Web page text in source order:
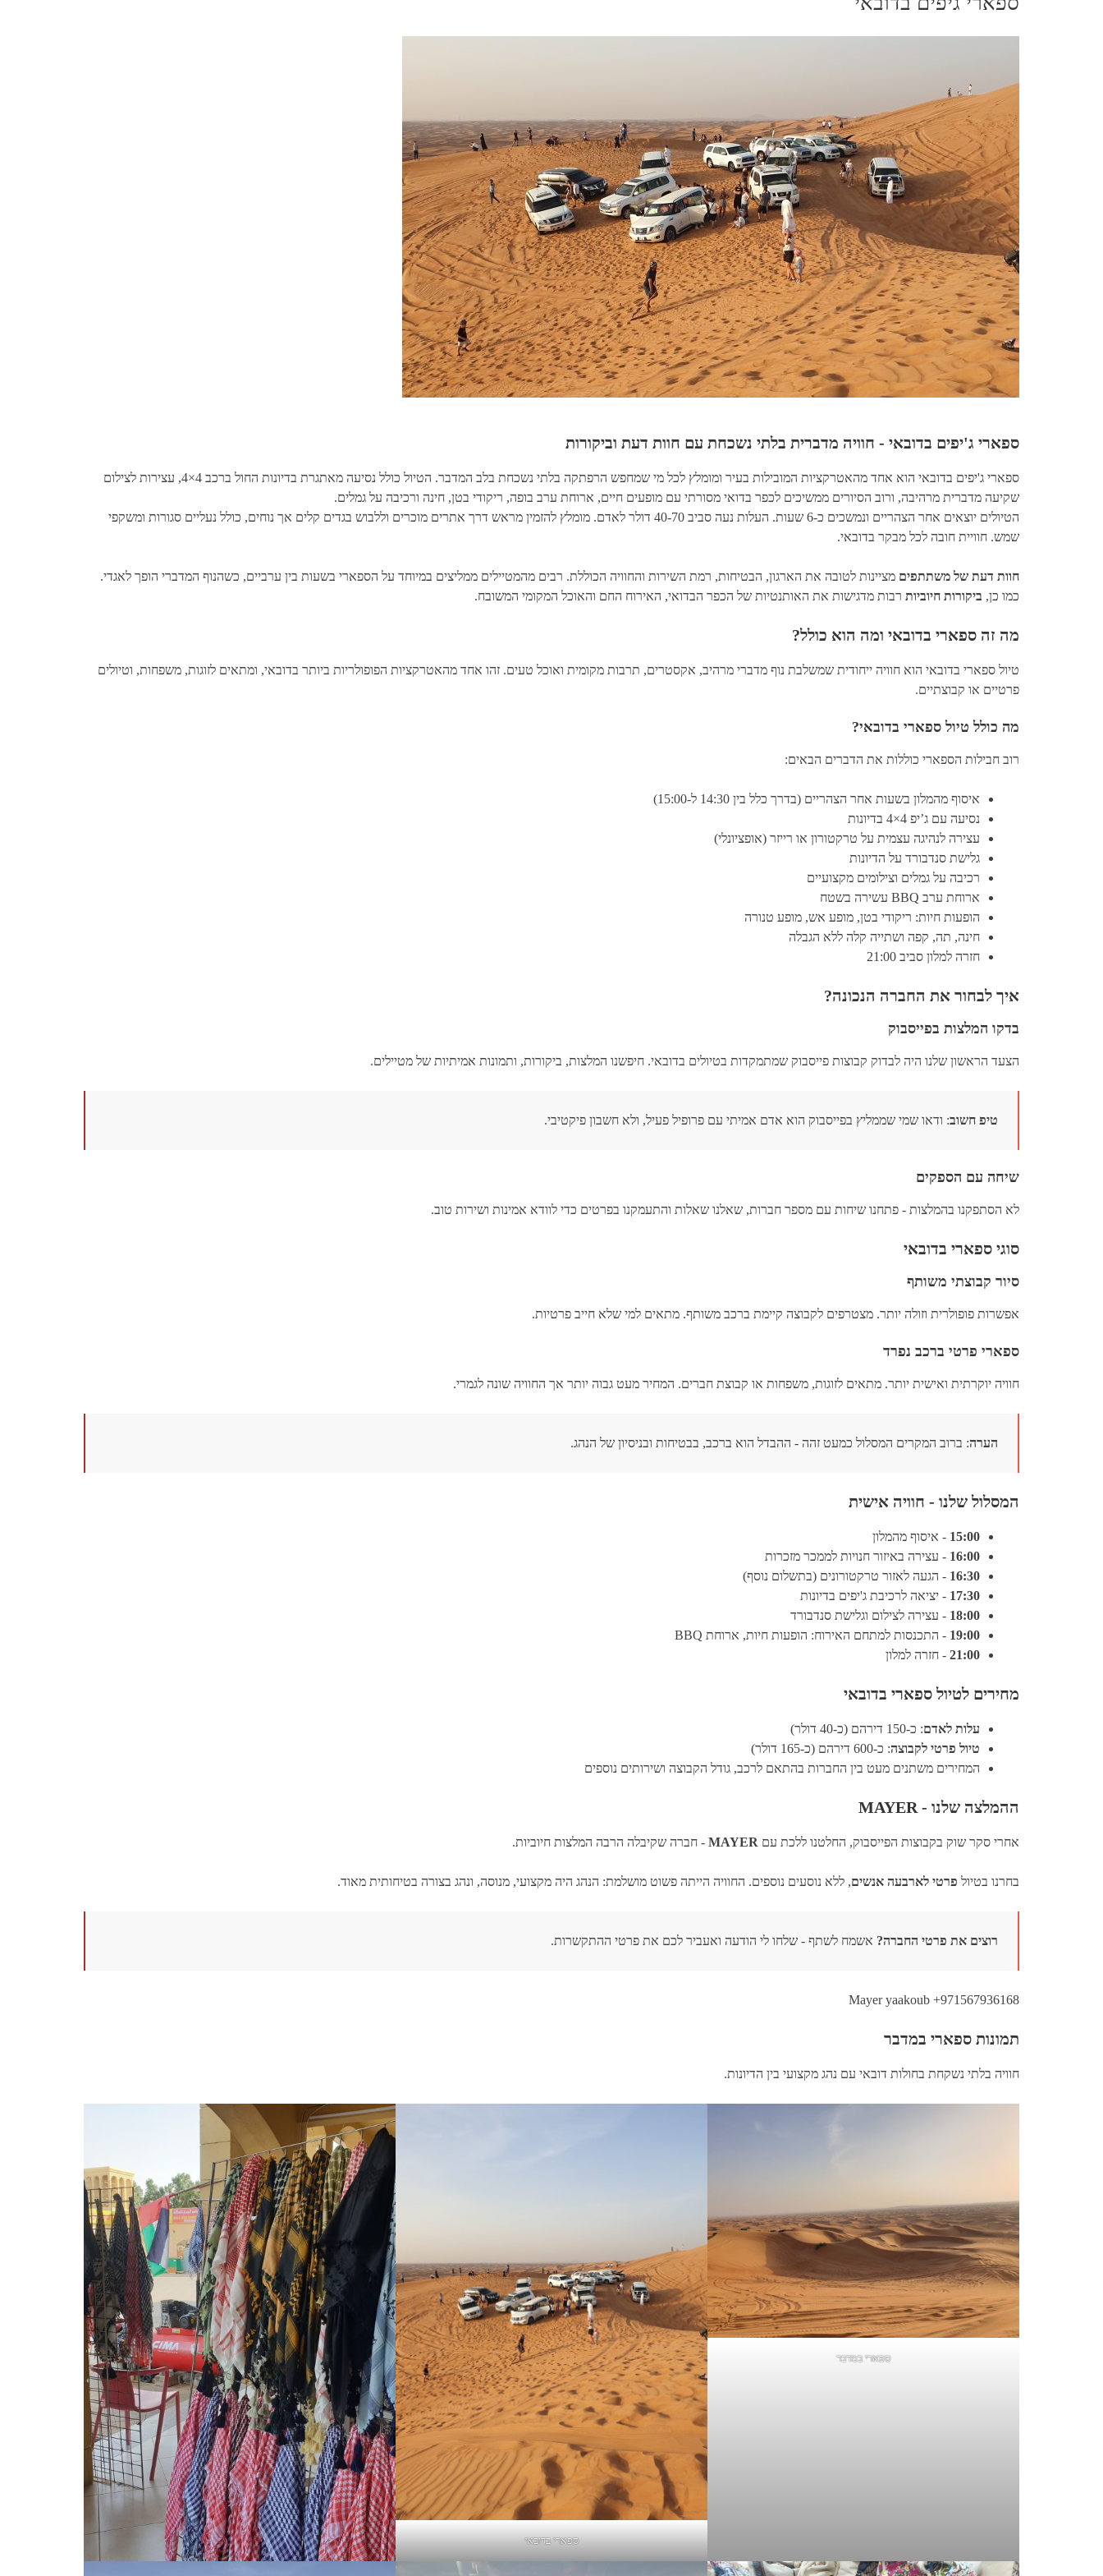
ספארי ג'יפים בדובאי - חוויה מדברית בלתי נשכחת עם חוות דעת וביקורות
ספארי ג'יפים בדובאי הוא אחד מהאטרקציות המובילות בעיר ומומלץ לכל מי שמחפש הרפתקה בלתי נשכחת בלב המדבר. הטיול כולל נסיעה מאתגרת בדיונות החול ברכב 4×4, עצירות לצילום
שקיעה מדברית מרהיבה, ורוב הסיורים ממשיכים לכפר בדואי מסורתי עם מופעים חיים, ארוחת ערב בופה, ריקודי בטן, חינה ורכיבה על גמלים.
הטיולים יוצאים אחר הצהריים ונמשכים כ-6 שעות. העלות נעה סביב 40-70 דולר לאדם. מומלץ להזמין מראש דרך אתרים מוכרים וללבוש בגדים קלים אך נוחים, כולל נעליים סגורות ומשקפי
שמש. חוויית חובה לכל מבקר בדובאי.
חוות דעת של משתתפים מציינות לטובה את הארגון, הבטיחות, רמת השירות והחוויה הכוללת. רבים מהמטיילים ממליצים במיוחד על הספארי בשעות בין ערביים, כשהנוף המדברי הופך לאגדי.
כמו כן, ביקורות חיוביות רבות מדגישות את האותנטיות של הכפר הבדואי, האירוח החם והאוכל המקומי המשובח.
מה זה ספארי בדובאי ומה הוא כולל?
טיול ספארי בדובאי הוא חוויה ייחודית שמשלבת נוף מדברי מרהיב, אקסטרים, תרבות מקומית ואוכל טעים. זהו אחד מהאטרקציות הפופולריות ביותר בדובאי, ומתאים לזוגות, משפחות, וטיולים
פרטיים או קבוצתיים.
מה כולל טיול ספארי בדובאי?
רוב חבילות הספארי כוללות את הדברים הבאים:
איסוף מהמלון בשעות אחר הצהריים (בדרך כלל בין 14:30 ל-15:00)
נסיעה עם ג’יפ 4×4 בדיונות
עצירה לנהיגה עצמית על טרקטורון או רייזר (אופציונלי)
גלישת סנדבורד על הדיונות
רכיבה על גמלים וצילומים מקצועיים
ארוחת ערב BBQ עשירה בשטח
הופעות חיות: ריקודי בטן, מופע אש, מופע טנורה
חינה, תה, קפה ושתייה קלה ללא הגבלה
חזרה למלון סביב 21:00
איך לבחור את החברה הנכונה?
בדקו המלצות בפייסבוק
הצעד הראשון שלנו היה לבדוק קבוצות פייסבוק שמתמקדות בטיולים בדובאי. חיפשנו המלצות, ביקורות, ותמונות אמיתיות של מטיילים.
טיפ חשוב: ודאו שמי שממליץ בפייסבוק הוא אדם אמיתי עם פרופיל פעיל, ולא חשבון פיקטיבי.
שיחה עם הספקים
לא הסתפקנו בהמלצות - פתחנו שיחות עם מספר חברות, שאלנו שאלות והתעמקנו בפרטים כדי לוודא אמינות ושירות טוב.
סוגי ספארי בדובאי
סיור קבוצתי משותף
אפשרות פופולרית וזולה יותר. מצטרפים לקבוצה קיימת ברכב משותף. מתאים למי שלא חייב פרטיות.
ספארי פרטי ברכב נפרד
חוויה יוקרתית ואישית יותר. מתאים לזוגות, משפחות או קבוצת חברים. המחיר מעט גבוה יותר אך החוויה שונה לגמרי.
הערה: ברוב המקרים המסלול כמעט זהה - ההבדל הוא ברכב, בבטיחות ובניסיון של הנהג.
המסלול שלנו - חוויה אישית
15:00 - איסוף מהמלון
16:00 - עצירה באיזור חנויות לממכר מזכרות
16:30 - הגעה לאזור טרקטורונים (בתשלום נוסף)
17:30 - יציאה לרכיבת ג'יפים בדיונות
18:00 - עצירה לצילום וגלישת סנדבורד
19:00 - התכנסות למתחם האירוח: הופעות חיות, ארוחת BBQ
21:00 - חזרה למלון
מחירים לטיול ספארי בדובאי
עלות לאדם: כ-150 דירהם (כ-40 דולר)
טיול פרטי לקבוצה: כ-600 דירהם (כ-165 דולר)
המחירים משתנים מעט בין החברות בהתאם לרכב, גודל הקבוצה ושירותים נוספים
ההמלצה שלנו - MAYER
אחרי סקר שוק בקבוצות הפייסבוק, החלטנו ללכת עם MAYER - חברה שקיבלה הרבה המלצות חיוביות.
בחרנו בטיול פרטי לארבעה אנשים, ללא נוסעים נוספים. החוויה הייתה פשוט מושלמת: הנהג היה מקצועי, מנוסה, ונהג בצורה בטיחותית מאוד.
רוצים את פרטי החברה? אשמח לשתף - שלחו לי הודעה ואעביר לכם את פרטי ההתקשרות.
Mayer yaakoub +971567936168
תמונות ספארי במדבר
חוויה בלתי נשקחת בחולות דובאי עם נהג מקצועי בין הדיונות.
ספארי במדבר
ספארי בדובאי